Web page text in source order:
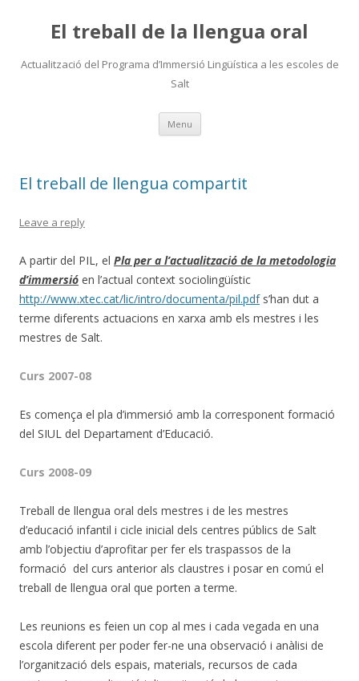
El treball de la llengua oral
Actualització del Programa d’Immersió Lingüística a les escoles de
Salt
Menu Skip
content
El treball de llengua compartit
Leave a reply
A partir del PIL, el Pla per a l’actualització de la metodologia
d’immersió en l’actual context sociolingüístic
http://www.xtec.cat/lic/intro/documenta/pil.pdfs’han dut a
terme diferents actuacions en xarxa amb els mestres i les
mestres de Salt.
Curs 2007-08
Es comença el pla d’immersió amb la corresponent formació
del SIUL del Departament d’Educació.
Curs 2008-09
Treball de llengua oral dels mestres i de les mestres
d’educació infantil i cicle inicial dels centres públics de Salt
amb l’objectiu d’aprofitar per fer els traspassos de la
formació del curs anterior als claustres i posar en comú el
treball de llengua oral que porten a terme.
Les reunions es feien un cop al mes i cada vegada en una
escola diferent per poder fer-ne una observació i anàlisi de
l’organització dels espais, materials, recursos de cada